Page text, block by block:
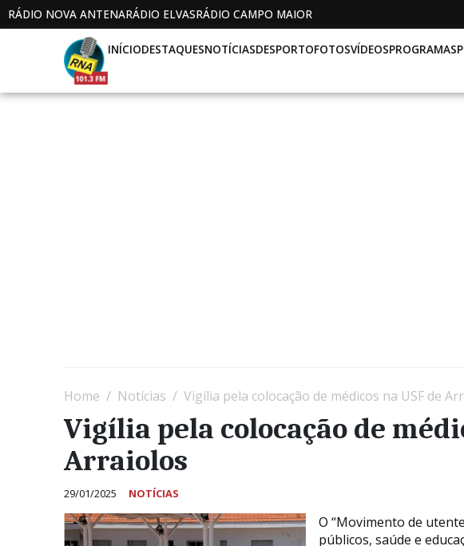
RÁDIO NOVA ANTENARÁDIO ELVASRÁDIO CAMPO MAIOR
INÍCIODESTAQUESNOTÍCIASDESPORTOFOTOSVÍDEOSPROGRAMAS
Home Notícias Vigília pela colocação de médicos na USF de
Vigília pela colocação de
Arraiolos
29/01/2025 NOTÍCIAS
O “Movimento de
públicos, saúde e